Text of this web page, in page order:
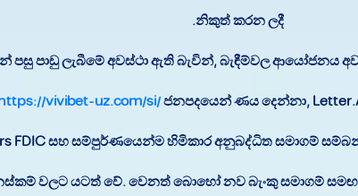
නිකුත් කරන ලදී.
පසු පාඩු ලැබීමේ අවස්ථා ඇති බැවින්, බැඳීම්වල
vivibet-uz.com/si/ජනපදයෙන් ණය දෙන්නා,
FDIC සහ සම්පුර්ණයෙන්ම හිමිකාර අනුබද්ධිත සමාගම්
වලට යටත් වේ. වෙනත් බොහෝ නව බැංකු සමාගම්